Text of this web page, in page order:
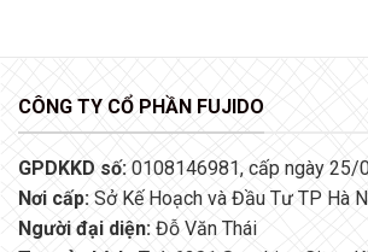
CÔNG TY CỔ PHẦN FUJIDO
GPDKKD số: 0108146981, cấp ngày 25/
Nơi cấp: Sở Kế Hoạch và Đầu Tư TP Hà
Người đại diện: Đỗ Văn Thái